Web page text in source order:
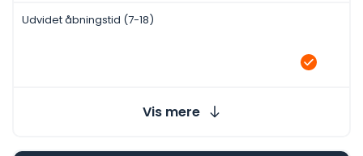
Udvidet åbningstid (7-18)
Vis mere